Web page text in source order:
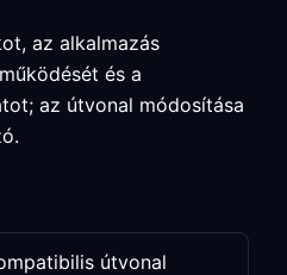
az alkalmazás
és a
az útvonal módosítása
útvonal